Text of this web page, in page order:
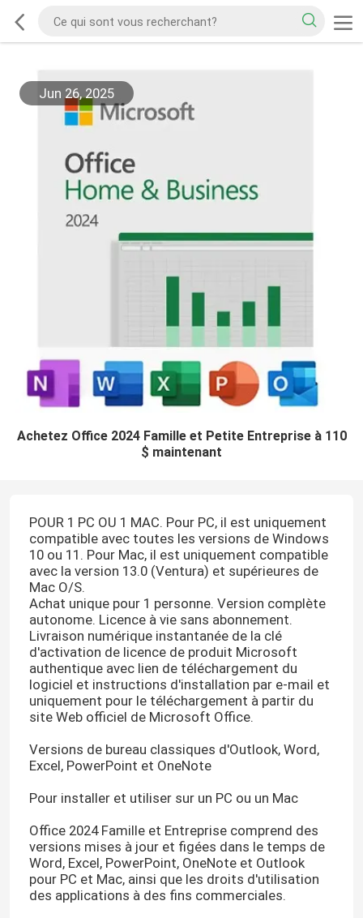
Jun 26, 2025
Achetez Office 2024 Famille et Petite Entreprise à 110
$ maintenant
POUR 1 PC OU 1 MAC. Pour PC, il est uniquement
compatible avec toutes les versions de Windows
10 ou 11. Pour Mac, il est uniquement compatible
avec la version 13.0 (Ventura) et supérieures de
Mac O/S.
Achat unique pour 1 personne. Version complète
autonome. Licence à vie sans abonnement.
Livraison numérique instantanée de la clé
d'activation de licence de produit Microsoft
authentique avec lien de téléchargement du
logiciel et instructions d'installation par e-mail et
uniquement pour le téléchargement à partir du
site Web officiel de Microsoft Office.
Versions de bureau classiques d'Outlook, Word,
Excel, PowerPoint et OneNote
Pour installer et utiliser sur un PC ou un Mac
Office 2024 Famille et Entreprise comprend des
versions mises à jour et figées dans le temps de
Word, Excel, PowerPoint, OneNote et Outlook
pour PC et Mac, ainsi que les droits d'utilisation
des applications à des fins commerciales.